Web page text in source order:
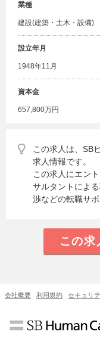
業種
建設(建築・土木・設備)
設立年月
1948年11月
資本金
657,800万円
この求人は、SB
求人情報です。
この求人にエン
サルタントによ
渉などの転職サ
この求
会社概要 利用規約 セキュリ